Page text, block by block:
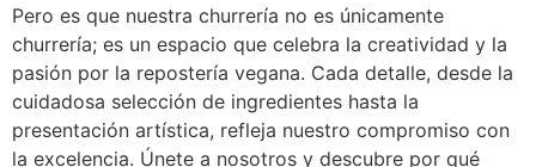
Pero es que nuestra churrería no es únicamente
churrería; es un espacio que celebra la creatividad y la
pasión por la repostería vegana. Cada detalle, desde la
cuidadosa selección de ingredientes hasta la
presentación artística, refleja nuestro compromiso con
la excelencia. Únete a nosotros y descubre por qué